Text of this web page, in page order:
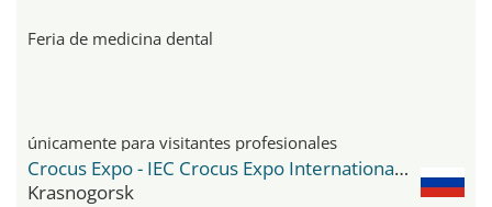
Feria de medicina dental
únicamente para visitantes profesionales
Crocus Expo - IEC Crocus Expo International Exhibition Centre
Krasnogorsk